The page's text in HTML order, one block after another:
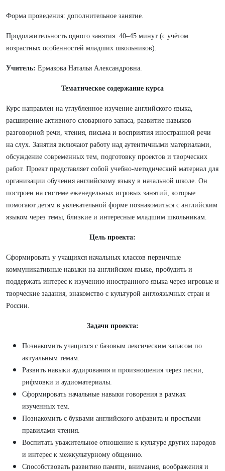
Форма проведения: дополнительное занятие.
Продолжительность одного занятия: 40–45 минут (с учётом
возрастных особенностей младших школьников).
Учитель: Ермакова Наталья Александровна.
Тематическое содержание курса
Курс направлен на углубленное изучение английского языка,
расширение активного словарного запаса, развитие навыков
разговорной речи, чтения, письма и восприятия иностранной речи
на слух. Занятия включают работу над аутентичными материалами,
обсуждение современных тем, подготовку проектов и творческих
работ. Проект представляет собой учебно‑методический материал для
организации обучения английскому языку в начальной школе. Он
построен на системе еженедельных игровых занятий, которые
помогают детям в увлекательной форме познакомиться с английским
языком через темы, близкие и интересные младшим школьникам.
Цель проекта:
Сформировать у учащихся начальных классов первичные
коммуникативные навыки на английском языке, пробудить и
поддержать интерес к изучению иностранного языка через игровые и
творческие задания, знакомство с культурой англоязычных стран и
России.
Задачи проекта:
Познакомить учащихся с базовым лексическим запасом по
актуальным темам.
Развить навыки аудирования и произношения через песни,
рифмовки и аудиоматериалы.
Сформировать начальные навыки говорения в рамках
изученных тем.
Познакомить с буквами английского алфавита и простыми
правилами чтения.
Воспитать уважительное отношение к культуре других народов
и интерес к межкультурному общению.
Способствовать развитию памяти, внимания, воображения и